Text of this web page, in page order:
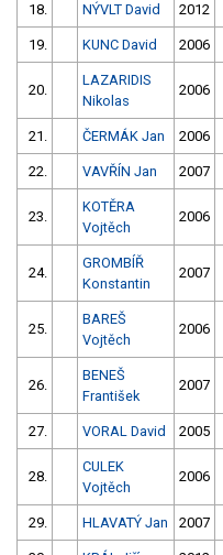
18. NÝVLT David 2012
19. KUNC David 2006
20.
LAZARIDIS
Nikolas
2006
21. ČERMÁK Jan 2006
22. VAVŘÍN Jan 2007
23.
KOTĚRA
Vojtěch
2006
24.
GROMBÍŘ
Konstantin
2007
25.
BAREŠ
Vojtěch
2006
26.
BENEŠ
František
2007
27. VORAL David 2005
28.
CULEK
Vojtěch
2006
29. HLAVATÝ Jan 2007